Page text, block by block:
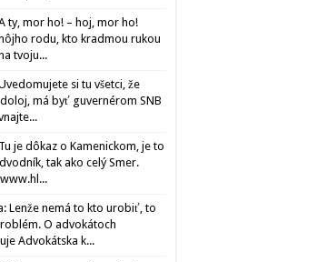
ty, mor ho! – hoj, mor ho!
rodu, kto kradmou rukou
tvoju...
si tu všetci, že
má byť guvernérom SNB
je dôkaz o Kamenickom, je to
tak ako celý Smer.
Lenže nemá to kto urobiť, to
O advokátoch
Advokátska k...